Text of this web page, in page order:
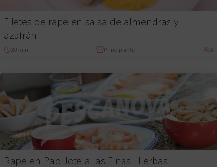
Filetes de rape en salsa de almendras y
azafrán
20 min Principiante 4
Rape en Papillote a las Finas Hierbas